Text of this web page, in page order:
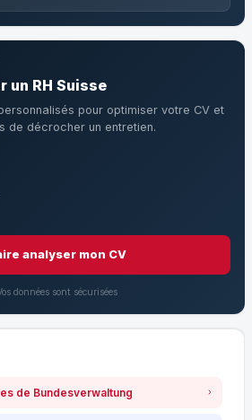
un RH Suisse
pour optimiser votre CV et
de décrocher un entretien.
analyser mon CV
données sont sécurisées
de Bundesverwaltung